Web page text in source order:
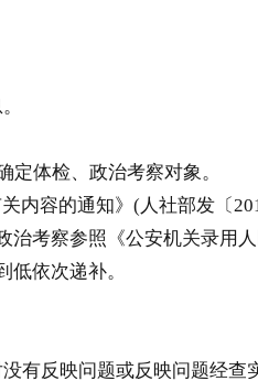
体检、政治考察对象。
内容的通知》(人社部发〔
考察参照《公安机关录用
依次递补。
反映问题或反映问题经查